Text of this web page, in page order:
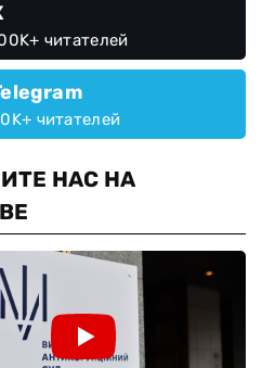
читателей
читателей
НАС НА